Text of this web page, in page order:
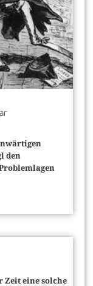
den
Zeit eine solche